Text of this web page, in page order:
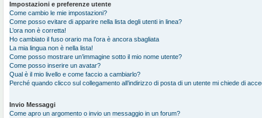
Impostazioni e preferenze utente
Come cambio le mie impostazioni?
Come posso evitare di apparire nella lista degli utenti in linea?
L’ora non è corretta!
Ho cambiato il fuso orario ma l’ora è ancora sbagliata
La mia lingua non è nella lista!
Come posso mostrare un’immagine sotto il mio nome utente?
Come posso inserire un avatar?
Qual è il mio livello e come faccio a cambiarlo?
Perché quando clicco sul collegamento all’indirizzo di posta di un utente mi chiede di
Invio Messaggi
Come apro un argomento o invio un messaggio in un forum?